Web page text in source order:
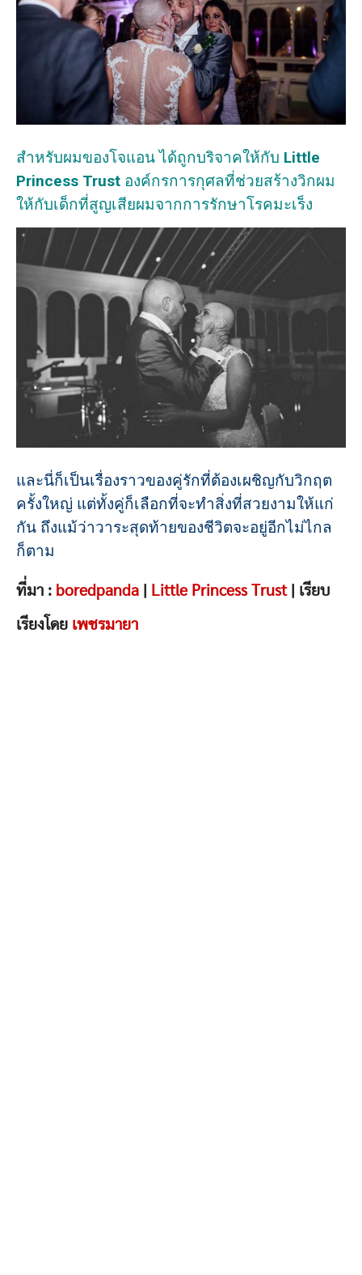
สำหรับผมของโจแอน ได้ถูกบริจาคให้กับ Little
Princess Trust องค์กรการกุศลที่ช่วยสร้างวิกผม
ให้กับเด็กที่สูญเสียผมจากการรักษาโรคมะเร็ง
และนี่ก็เป็นเรื่องราวของคู่รักที่ต้องเผชิญกับวิกฤต
ครั้งใหญ่ แต่ทั้งคู่ก็เลือกที่จะทำสิ่งที่สวยงามให้แก่
กัน ถึงแม้ว่าวาระสุดท้ายของชีวิตจะอยู่อีกไม่ไกล
ก็ตาม
ที่มา : boredpanda Little Princess Trust| เรียบ
เรียงโดย เพชรมายา